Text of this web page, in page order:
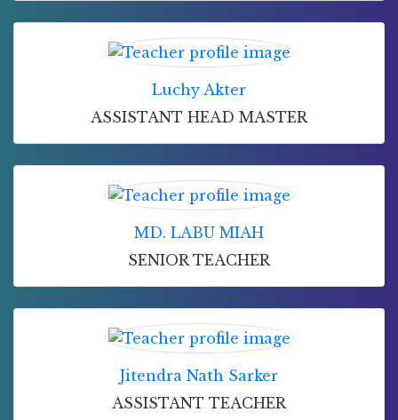
Luchy Akter
ASSISTANT HEAD MASTER
MD. LABU MIAH
SENIOR TEACHER
Jitendra Nath Sarker
ASSISTANT TEACHER